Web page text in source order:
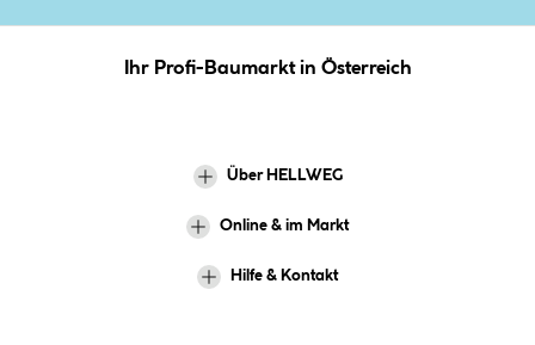
Ihr Profi-Baumarkt in Österreich
Über HELLWEG
Online & im Markt
Hilfe & Kontakt